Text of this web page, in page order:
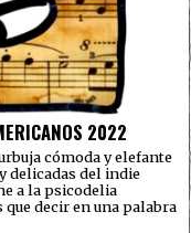
2022
cómoda y elefante
delicadas del indie
a la psicodelia
decir en una palabra